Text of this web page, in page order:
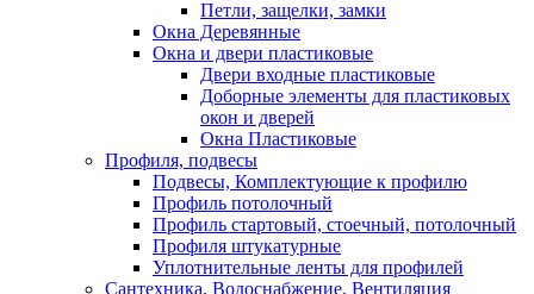
Петли, защелки, замки
Окна Деревянные
Окна и двери пластиковые
Двери входные пластиковые
Доборные элементы для пластиковых
окон и дверей
Окна Пластиковые
Профиля, подвесы
Подвесы, Комплектующие к профилю
Профиль потолочный
Профиль стартовый, стоечный, потолочный
Профиля штукатурные
Уплотнительные ленты для профилей
Сантехника, Водоснабжение, Вентиляция